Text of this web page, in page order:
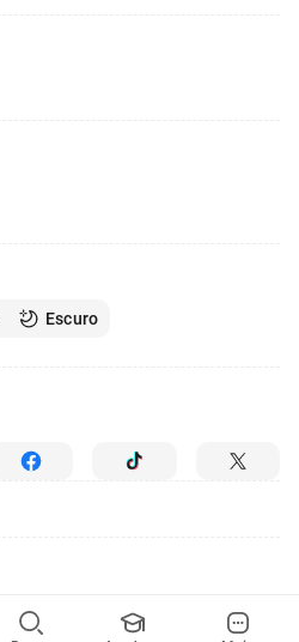
Escuro
de música do Brasil